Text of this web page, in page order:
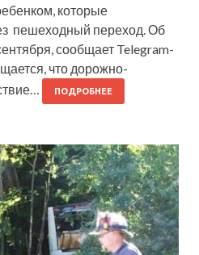
которые
пешеходный переход. Об
сообщает Telegram-
что дорожно-
ПОДРОБНЕЕ